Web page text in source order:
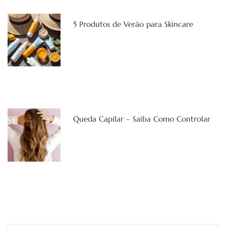
5 Produtos de Verão para Skincare
Queda Capilar – Saiba Como Controlar